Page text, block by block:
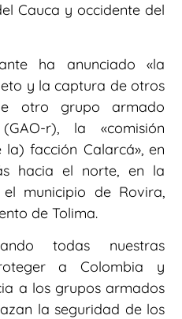
Cauca y occidente del
ha anunciado «la
y la captura de otros
otro grupo armado
r), la «comisión
la) facción Calarcá», en
hacia el norte, en la
municipio de Rovira,
de Tolima.
todas nuestras
a Colombia y
a los grupos armados
la seguridad de los